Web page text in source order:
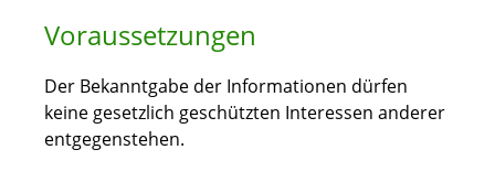
Voraussetzungen
Der Bekanntgabe der Informationen dürfen
keine gesetzlich geschützten Interessen anderer
entgegenstehen.